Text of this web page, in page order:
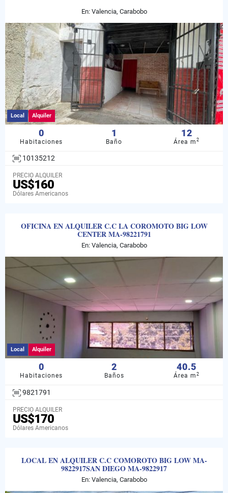
En: Valencia, Carabobo
Local Alquiler
0
Habitaciones
1
Baño
12
Área m2
10135212
PRECIO ALQUILER
US$160
Dólares Americanos
OFICINA EN ALQUILER C.C LA COROMOTO BIG LOW
CENTER MA-98221791
En: Valencia, Carabobo
Local Alquiler
0
Habitaciones
2
Baños
40.5
Área m2
9821791
PRECIO ALQUILER
US$170
Dólares Americanos
LOCAL EN ALQUILER C.C COMOROTO BIG LOW MA-
9822917SAN DIEGO MA-9822917
En: Valencia, Carabobo